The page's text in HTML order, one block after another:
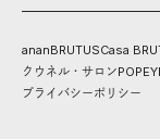
ananBRUTUSCasa
クウネル・サロン
プライバシーポリシー